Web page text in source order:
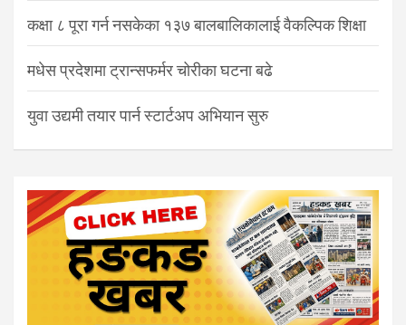
कक्षा ८ पूरा गर्न नसकेका १३७ बालबालिकालाई वैकल्पिक शिक्षा
मधेस प्रदेशमा ट्रान्सफर्मर चोरीका घटना बढे
युवा उद्यमी तयार पार्न स्टार्टअप अभियान सुरु